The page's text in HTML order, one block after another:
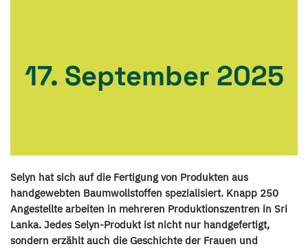
17. September 2025
Selyn hat sich auf die Fertigung von Produkten aus
handgewebten Baumwollstoffen spezialisiert. Knapp 250
Angestellte arbeiten in mehreren Produktionszentren in Sri
Lanka. Jedes Selyn-Produkt ist nicht nur handgefertigt,
sondern erzählt auch die Geschichte der Frauen und